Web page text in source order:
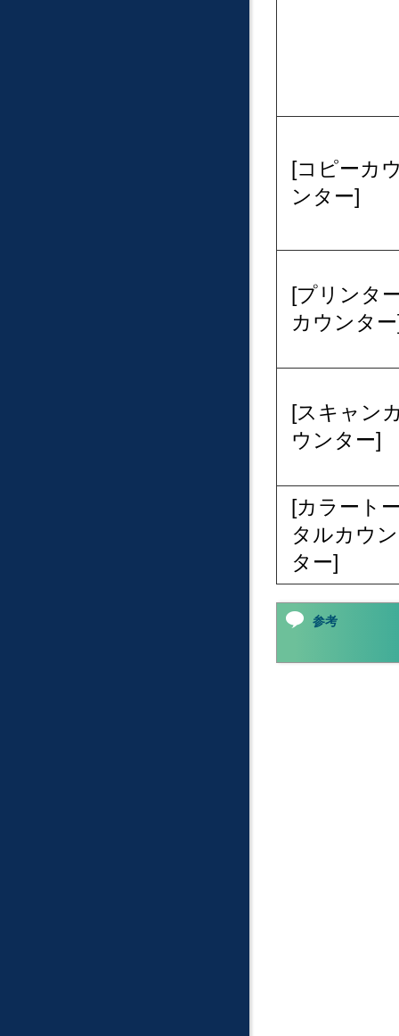
コピーカ
ンター
プリンタ
カウンター
スキャン
ウンター
カラート
タルカウン
ター
参考